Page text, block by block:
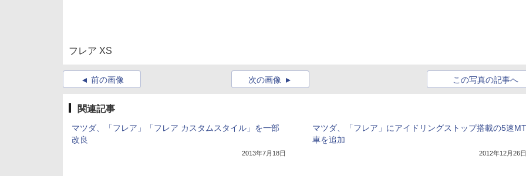
フレア XS
前の画像 この写真の記事へ
次の画像
関連記事
マツダ、「フレア」「フレア カスタムスタイル」を一部
改良
2013年7月18日
マツダ、「フレア」にアイドリングストップ搭載の5速MT
車を追加
2012年12月26日